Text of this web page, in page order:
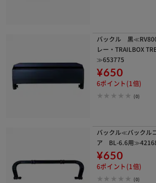
バックル 黒
レー・TRAILBOX
≫653775
¥650
6ポイント(1倍)
(0)
バックル≪バックル
ア BL-6.6用
¥650
6ポイント(1倍)
(0)